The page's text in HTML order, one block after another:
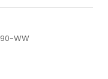
WW